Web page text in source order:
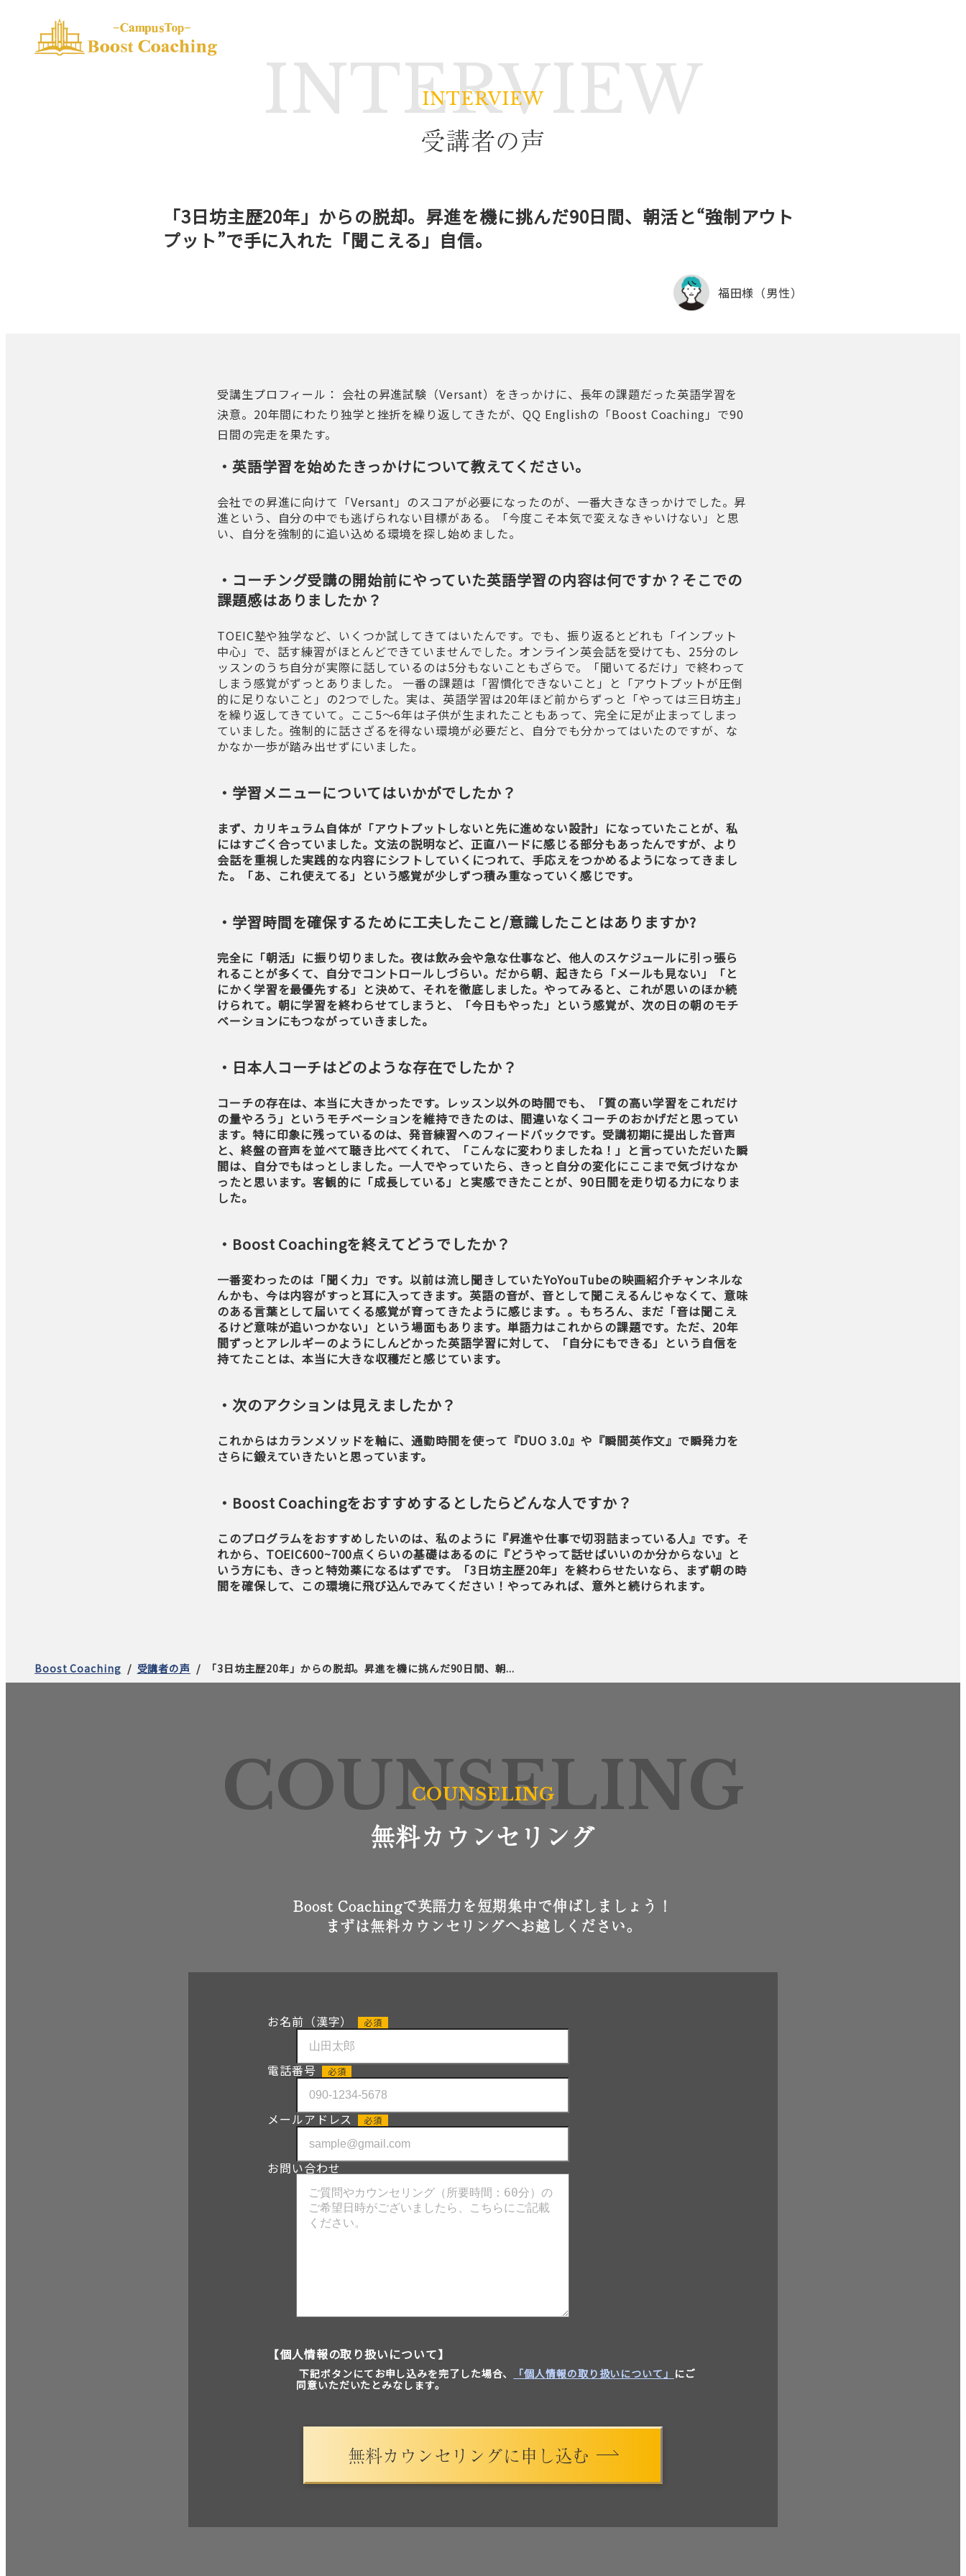
INTERVIEW
受講者の声
「3日坊主歴20年」からの脱却。昇進を機に挑んだ90日間、朝活と“強制アウト
プット”で手に入れた「聞こえる」自信。
福田様（男性）
受講生プロフィール： 会社の昇進試験（Versant）をきっかけに、長年の課題だった英語学習を
決意。20年間にわたり独学と挫折を繰り返してきたが、QQ Englishの「Boost Coaching」で90
日間の完走を果たす。
・英語学習を始めたきっかけについて教えてください。
会社での昇進に向けて「Versant」のスコアが必要になったのが、一番大きなきっかけでした。昇
進という、自分の中でも逃げられない目標がある。「今度こそ本気で変えなきゃいけない」と思
い、自分を強制的に追い込める環境を探し始めました。
・コーチング受講の開始前にやっていた英語学習の内容は何ですか？そこでの
課題感はありましたか？
TOEIC塾や独学など、いくつか試してきてはいたんです。でも、振り返るとどれも「インプット
中心」で、話す練習がほとんどできていませんでした。オンライン英会話を受けても、25分のレ
ッスンのうち自分が実際に話しているのは5分もないこともざらで。「聞いてるだけ」で終わって
しまう感覚がずっとありました。 一番の課題は「習慣化できないこと」と「アウトプットが圧倒
的に足りないこと」の2つでした。実は、英語学習は20年ほど前からずっと「やっては三日坊主」
を繰り返してきていて。ここ5〜6年は子供が生まれたこともあって、完全に足が止まってしまっ
ていました。強制的に話さざるを得ない環境が必要だと、自分でも分かってはいたのですが、な
かなか一歩が踏み出せずにいました。
・学習メニューについてはいかがでしたか？
まず、カリキュラム自体が「アウトプットしないと先に進めない設計」になっていたことが、私
にはすごく合っていました。文法の説明など、正直ハードに感じる部分もあったんですが、より
会話を重視した実践的な内容にシフトしていくにつれて、手応えをつかめるようになってきまし
た。「あ、これ使えてる」という感覚が少しずつ積み重なっていく感じです。
・学習時間を確保するために工夫したこと/意識したことはありますか?
完全に「朝活」に振り切りました。夜は飲み会や急な仕事など、他人のスケジュールに引っ張ら
れることが多くて、自分でコントロールしづらい。だから朝、起きたら「メールも見ない」「と
にかく学習を最優先する」と決めて、それを徹底しました。やってみると、これが思いのほか続
けられて。朝に学習を終わらせてしまうと、「今日もやった」という感覚が、次の日の朝のモチ
ベーションにもつながっていきました。
・日本人コーチはどのような存在でしたか？
コーチの存在は、本当に大きかったです。レッスン以外の時間でも、「質の高い学習をこれだけ
の量やろう」というモチベーションを維持できたのは、間違いなくコーチのおかげだと思ってい
ます。特に印象に残っているのは、発音練習へのフィードバックです。受講初期に提出した音声
と、終盤の音声を並べて聴き比べてくれて、「こんなに変わりましたね！」と言っていただいた瞬
間は、自分でもはっとしました。一人でやっていたら、きっと自分の変化にここまで気づけなか
ったと思います。客観的に「成長している」と実感できたことが、90日間を走り切る力になりま
した。
・Boost Coachingを終えてどうでしたか？
一番変わったのは「聞く力」です。以前は流し聞きしていたYoYouTubeの映画紹介チャンネルな
んかも、今は内容がすっと耳に入ってきます。英語の音が、音として聞こえるんじゃなくて、意味
のある言葉として届いてくる感覚が育ってきたように感じます。。もちろん、まだ「音は聞こえ
るけど意味が追いつかない」という場面もあります。単語力はこれからの課題です。ただ、20年
間ずっとアレルギーのようにしんどかった英語学習に対して、「自分にもできる」という自信を
持てたことは、本当に大きな収穫だと感じています。
・次のアクションは見えましたか？
これからはカランメソッドを軸に、通勤時間を使って『DUO 3.0』や『瞬間英作文』で瞬発力を
さらに鍛えていきたいと思っています。
・Boost Coachingをおすすめするとしたらどんな人ですか？
このプログラムをおすすめしたいのは、私のように『昇進や仕事で切羽詰まっている人』です。そ
れから、TOEIC600~700点くらいの基礎はあるのに『どうやって話せばいいのか分からない』と
いう方にも、きっと特効薬になるはずです。「3日坊主歴20年」を終わらせたいなら、まず朝の時
間を確保して、この環境に飛び込んでみてください！やってみれば、意外と続けられます。
Boost Coaching 受講者の声 「3日坊主歴20年」からの脱却。昇進を機に挑んだ90日間、朝...
COUNSELING
無料カウンセリング
Boost Coachingで英語力を短期集中で伸ばしましょう！
まずは無料カウンセリングへお越しください。
お名前（漢字） 必須
電話番号 必須
メールアドレス 必須
お問い合わせ
【個人情報の取り扱いについて】
下記ボタンにてお申し込みを完了した場合、 「個人情報の取り扱いについて」 にご
同意いただいたとみなします。
無料カウンセリングに申し込む